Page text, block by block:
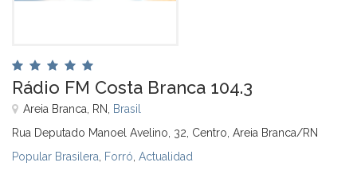
Rádio FM Costa Branca 104.3
Areia Branca, RN, Brasil
Rua Deputado Manoel Avelino, 32, Centro, Areia Branca/RN
Popular Brasilera Forró Actualidad